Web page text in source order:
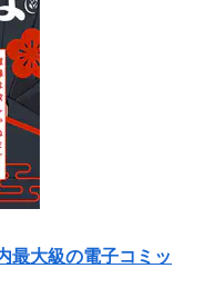
最大級の電子コミッ